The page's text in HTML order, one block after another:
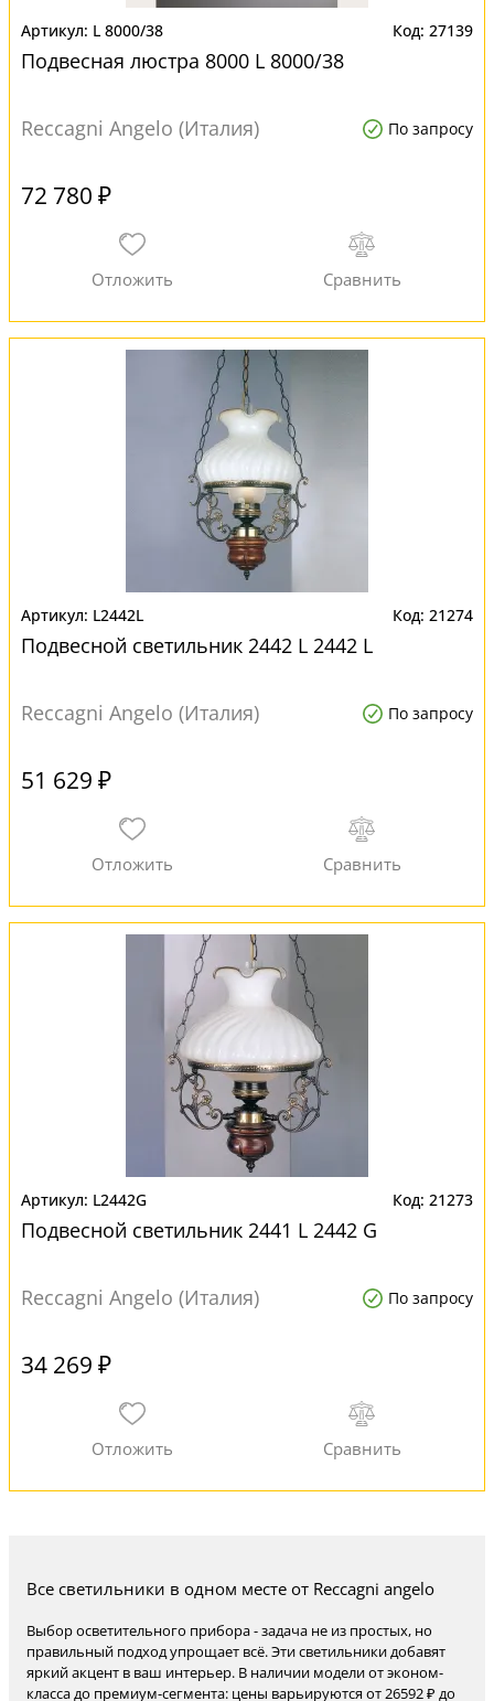
L 8000/38 27139
Подвесная люстра 8000 L 8000/38
Reccagni Angelo (Италия) По запросу
72 780 ₽
L2442L 21274
Подвесной светильник 2442 L 2442 L
Reccagni Angelo (Италия) По запросу
51 629 ₽
L2442G 21273
Подвесной светильник 2441 L 2442 G
Reccagni Angelo (Италия) По запросу
34 269 ₽
Все светильники в одном месте от Reccagni angelo
Выбор осветительного прибора - задача не из простых, но
правильный подход упрощает всё. Эти светильники добавят
яркий акцент в ваш интерьер. В наличии модели от эконом-
класса до премиум-сегмента: цены варьируются от 26592 ₽ до